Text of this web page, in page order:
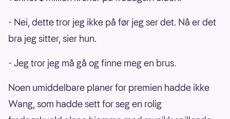
- Nei, dette tror jeg ikke på før jeg ser det. Nå er det
bra jeg sitter, sier hun.
- Jeg tror jeg må gå og finne meg en brus.
Noen umiddelbare planer for premien hadde ikke
Wang, som hadde sett for seg en rolig